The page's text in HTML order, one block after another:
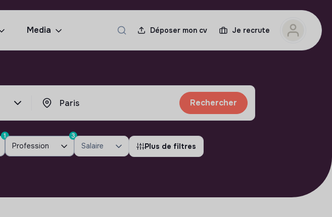
Media Déposer mon cv Je recrute
Rechercher
1
Profession
3
Salaire Plus de filtres